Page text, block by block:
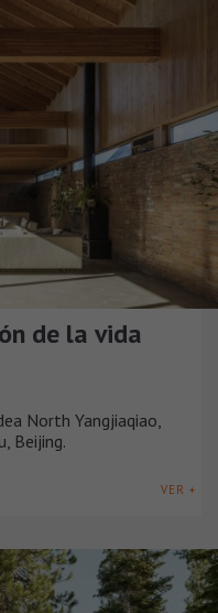
de la vida
North Yangjiaqiao,
Beijing.
VER +